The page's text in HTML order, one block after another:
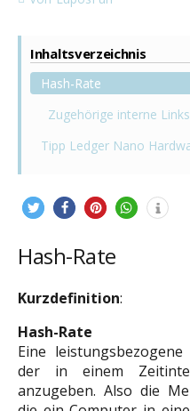
Inhaltsverzeichnis
Hash-Rate
Zugehörige interne Links
Tipp Ledger Nano
Hash-Rate
Kurzdefinition:
Hash-Rate
Eine
der in einem
anzugeben. Also die